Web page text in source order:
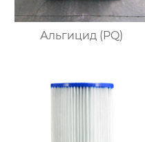
Альгицид (PQ)